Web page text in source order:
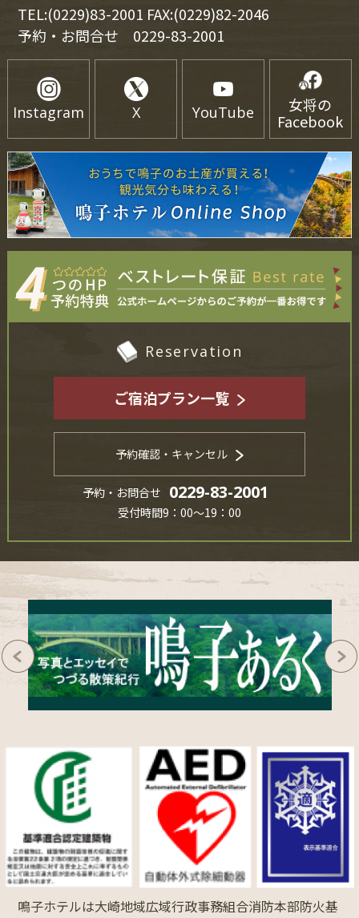
TEL:(0229)83-2001 FAX:(0229)82-2046
予約・お問合せ 0229-83-2001
Instagram X YouTube
女将の
Facebook
Reservation
ご宿泊プラン一覧
予約確認・キャンセル
予約・お問合せ 0229-83-2001
受付時間9：00～19：00
鳴子ホテルは大崎地域広域行政事務組合消防本部防火基